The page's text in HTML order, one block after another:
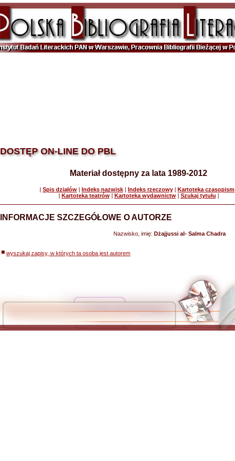
DOSTĘP ON-LINE DO PBL
Materiał dostępny za lata 1989-2012
| Spis działów | Indeks nazwisk | Indeks rzeczowy | Kartoteka czasopism
| Kartoteka teatrów| Kartoteka wydawnictw| Szukaj tytułu |
INFORMACJE SZCZEGÓŁOWE O AUTORZE
Nazwisko, imię: Dżajjussi al- Salma Chadra
wyszukaj zapisy, w których ta osoba jest autorem